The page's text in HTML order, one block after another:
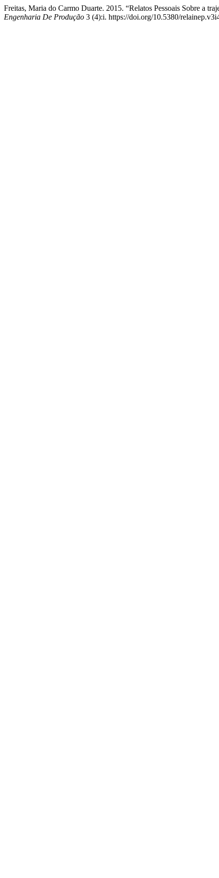
Freitas, Maria do Carmo Duarte. 2015. “Relatos Pessoais Sobre a
Engenharia De Produção 3 (4):i. https://doi.org/10.5380/